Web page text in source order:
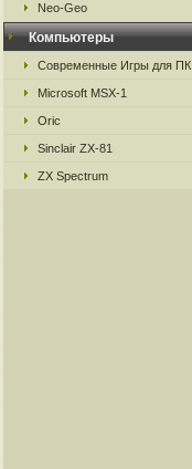
Neo-Geo
Компьютеры
Современные Игры для ПК
Microsoft MSX-1
Oric
Sinclair ZX-81
ZX Spectrum